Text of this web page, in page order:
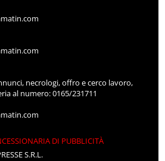
necrologi, offro e cerco lavoro,
al numero: 0165/231711
DI PUBBLICITÀ
S.R.L.